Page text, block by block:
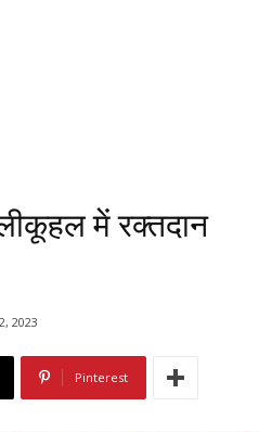
में रक्तदान
2023
Pinterest